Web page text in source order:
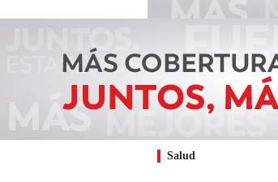
Salud